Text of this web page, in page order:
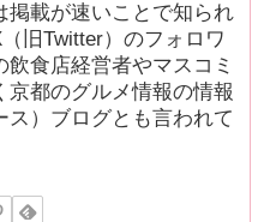
掲載が速いことで知られ
旧Twitter）のフォロワ
飲食店経営者やマスコミ
京都のグルメ情報の情報
ス）ブログとも言われて